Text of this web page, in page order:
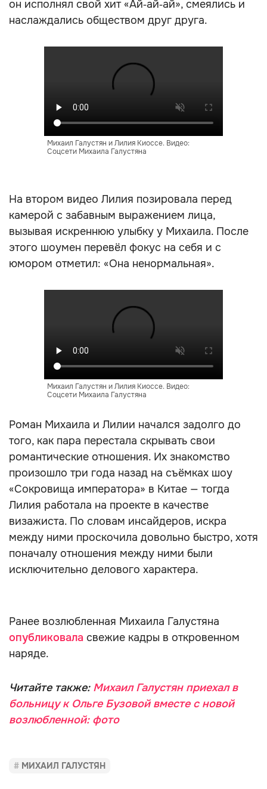
он исполнял свой хит «Ай‑ай‑ай», смеялись и
наслаждались обществом друг друга.
Михаил Галустян и Лилия Киоссе. Видео:
Соцсети Михаила Галустяна
На втором видео Лилия позировала перед
камерой с забавным выражением лица,
вызывая искреннюю улыбку у Михаила. После
этого шоумен перевёл фокус на себя и с
юмором отметил: «Она ненормальная».
Михаил Галустян и Лилия Киоссе. Видео:
Соцсети Михаила Галустяна
Роман Михаила и Лилии начался задолго до
того, как пара перестала скрывать свои
романтические отношения. Их знакомство
произошло три года назад на съёмках шоу
«Сокровища императора» в Китае — тогда
Лилия работала на проекте в качестве
визажиста. По словам инсайдеров, искра
между ними проскочила довольно быстро, хотя
поначалу отношения между ними были
исключительно делового характера.
Ранее возлюбленная Михаила Галустяна
опубликовала свежие кадры в откровенном
наряде.
Читайте также: Михаил Галустян приехал в
больницу к Ольге Бузовой вместе с новой
возлюбленной: фото
МИХАИЛ ГАЛУСТЯН